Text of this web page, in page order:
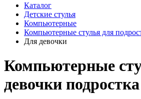
Каталог
Детские стулья
Компьютерные
Компьютерные стулья для
Для девочки
Компьютерные
девочки подростка